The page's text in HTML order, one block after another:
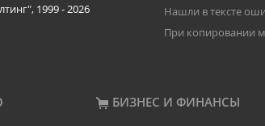
1999 - 2026
Нашли в тексте
При копировании
БИЗНЕС И ФИНАНСЫ